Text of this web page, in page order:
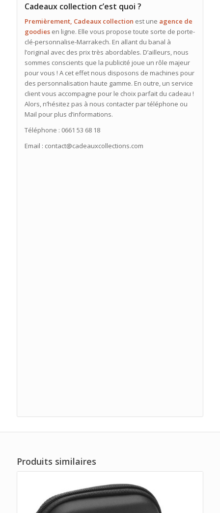
Cadeaux collection c’est quoi ?
Premièrement, Cadeaux collection est une agence de
goodiesen ligne. Elle vous propose toute sorte de porte-
clé-personnalise-Marrakech. En allant du banal à
l’original avec des prix très abordables. D’ailleurs, nous
sommes conscients que la publicité joue un rôle majeur
pour vous ! A cet effet nous disposons de machines pour
des personnalisation haute gamme. En outre, un service
client vous accompagne pour le choix parfait du cadeau !
Alors, n’hésitez pas à nous contacter par téléphone ou
Mail pour plus d’informations.
Téléphone : 0661 53 68 18
Email : contact@cadeauxcollections.com
Produits similaires